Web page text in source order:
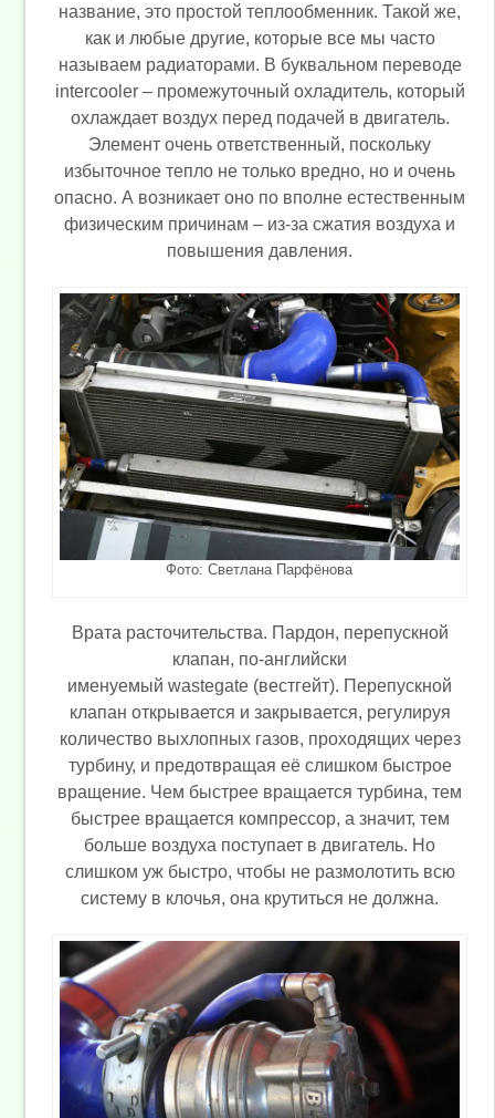
название, это простой теплообменник. Такой же,
как и любые другие, которые все мы часто
называем радиаторами. В буквальном переводе
intercooler – промежуточный охладитель, который
охлаждает воздух перед подачей в двигатель.
Элемент очень ответственный, поскольку
избыточное тепло не только вредно, но и очень
опасно. А возникает оно по вполне естественным
физическим причинам – из-за сжатия воздуха и
повышения давления.
Фото: Светлана Парфёнова
Врата расточительства. Пардон, перепускной
клапан, по-английски
именуемый wastegate (вестгейт). Перепускной
клапан открывается и закрывается, регулируя
количество выхлопных газов, проходящих через
турбину, и предотвращая её слишком быстрое
вращение. Чем быстрее вращается турбина, тем
быстрее вращается компрессор, а значит, тем
больше воздуха поступает в двигатель. Но
слишком уж быстро, чтобы не размолотить всю
систему в клочья, она крутиться не должна.